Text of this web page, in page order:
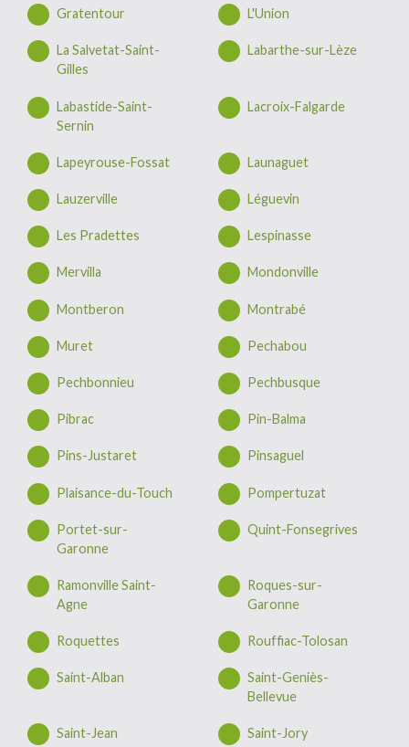
Gratentour L'Union
La Salvetat-Saint-
Gilles
Labarthe-sur-Lèze
Labastide-Saint-
Sernin
Lacroix-Falgarde
Lapeyrouse-Fossat Launaguet
Lauzerville Léguevin
Les Pradettes Lespinasse
Mervilla Mondonville
Montberon Montrabé
Muret Pechabou
Pechbonnieu Pechbusque
Pibrac Pin-Balma
Pins-Justaret Pinsaguel
Plaisance-du-Touch Pompertuzat
Portet-sur-
Garonne
Quint-Fonsegrives
Ramonville Saint-
Agne
Roques-sur-
Garonne
Roquettes Rouffiac-Tolosan
Saint-Alban
Saint-Geniès-
Bellevue
Saint-Jean Saint-Jory